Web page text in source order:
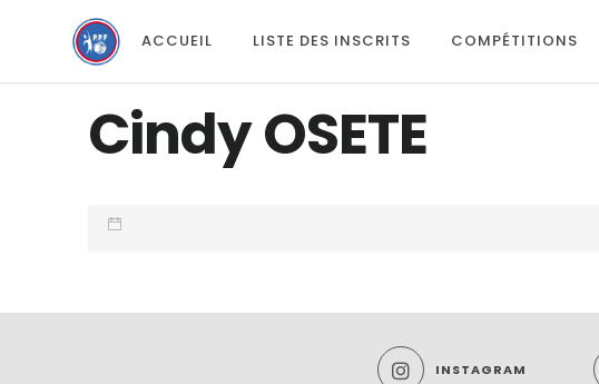
ACCUEIL LISTE DES INSCRITS COMPÉTITIONS
Cindy OSETE
INSTAGRAM